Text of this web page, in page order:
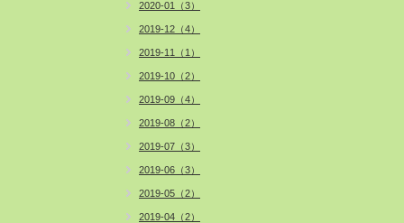
2020-01（3）
2019-12（4）
2019-11（1）
2019-10（2）
2019-09（4）
2019-08（2）
2019-07（3）
2019-06（3）
2019-05（2）
2019-04（2）